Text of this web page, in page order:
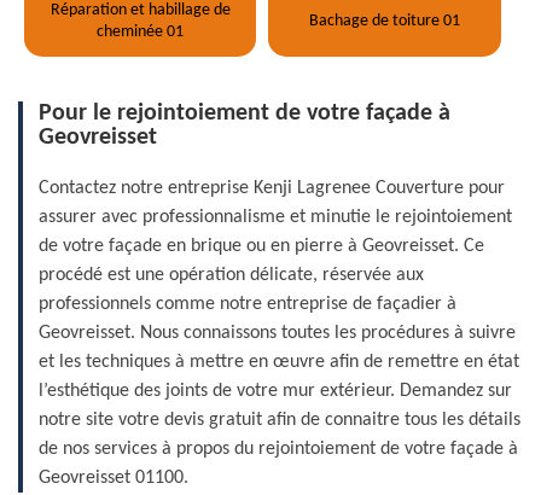
Réparation et habillage de
cheminée 01
Bachage de toiture 01
Pour le rejointoiement de votre façade à
Geovreisset
Contactez notre entreprise Kenji Lagrenee Couverture pour
assurer avec professionnalisme et minutie le rejointoiement
de votre façade en brique ou en pierre à Geovreisset. Ce
procédé est une opération délicate, réservée aux
professionnels comme notre entreprise de façadier à
Geovreisset. Nous connaissons toutes les procédures à suivre
et les techniques à mettre en œuvre afin de remettre en état
l’esthétique des joints de votre mur extérieur. Demandez sur
notre site votre devis gratuit afin de connaitre tous les détails
de nos services à propos du rejointoiement de votre façade à
Geovreisset 01100.